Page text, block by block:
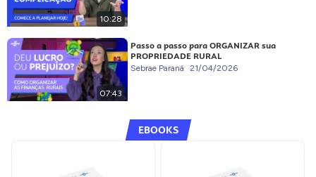
10:28
07:43
Passo a passo para ORGANIZAR sua
PROPRIEDADE RURAL
Sebrae Paraná 21/04/2026
EBOOKS